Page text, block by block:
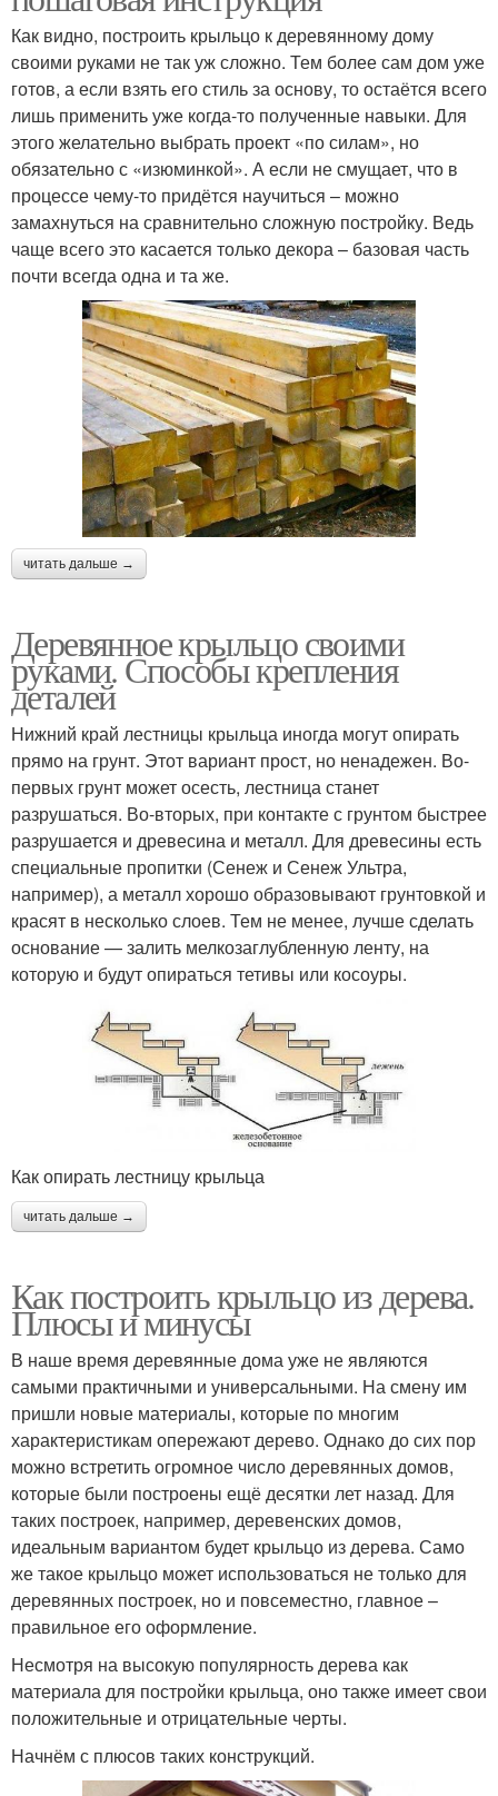
Как видно, построить крыльцо к деревянному дому
своими руками не так уж сложно. Тем более сам дом уже
готов, а если взять его стиль за основу, то остаётся всего
лишь применить уже когда-то полученные навыки. Для
этого желательно выбрать проект «по силам», но
обязательно с «изюминкой». А если не смущает, что в
процессе чему-то придётся научиться – можно
замахнуться на сравнительно сложную постройку. Ведь
чаще всего это касается только декора – базовая часть
почти всегда одна и та же.
читать дальше →
Деревянное крыльцо своими
руками. Способы крепления
деталей
Нижний край лестницы крыльца иногда могут опирать
прямо на грунт. Этот вариант прост, но ненадежен. Во-
первых грунт может осесть, лестница станет
разрушаться. Во-вторых, при контакте с грунтом быстрее
разрушается и древесина и металл. Для древесины есть
специальные пропитки (Сенеж и Сенеж Ультра,
например), а металл хорошо образовывают грунтовкой и
красят в несколько слоев. Тем не менее, лучше сделать
основание — залить мелкозаглубленную ленту, на
которую и будут опираться тетивы или косоуры.
Как опирать лестницу крыльца
читать дальше →
Как построить крыльцо из дерева.
Плюсы и минусы
В наше время деревянные дома уже не являются
самыми практичными и универсальными. На смену им
пришли новые материалы, которые по многим
характеристикам опережают дерево. Однако до сих пор
можно встретить огромное число деревянных домов,
которые были построены ещё десятки лет назад. Для
таких построек, например, деревенских домов,
идеальным вариантом будет крыльцо из дерева. Само
же такое крыльцо может использоваться не только для
деревянных построек, но и повсеместно, главное –
правильное его оформление.
Несмотря на высокую популярность дерева как
материала для постройки крыльца, оно также имеет свои
положительные и отрицательные черты.
Начнём с плюсов таких конструкций.